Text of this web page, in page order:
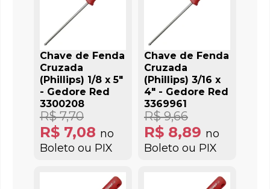
Chave de Fenda
Cruzada
(Phillips) 1/8 x 5"
- Gedore Red
3300208
R$ 7,08 no
Boleto ou PIX
R$ 7,70
Chave de Fenda
Cruzada
(Phillips) 3/16 x
4" - Gedore Red
3369961
R$ 8,89 no
Boleto ou PIX
R$ 9,66